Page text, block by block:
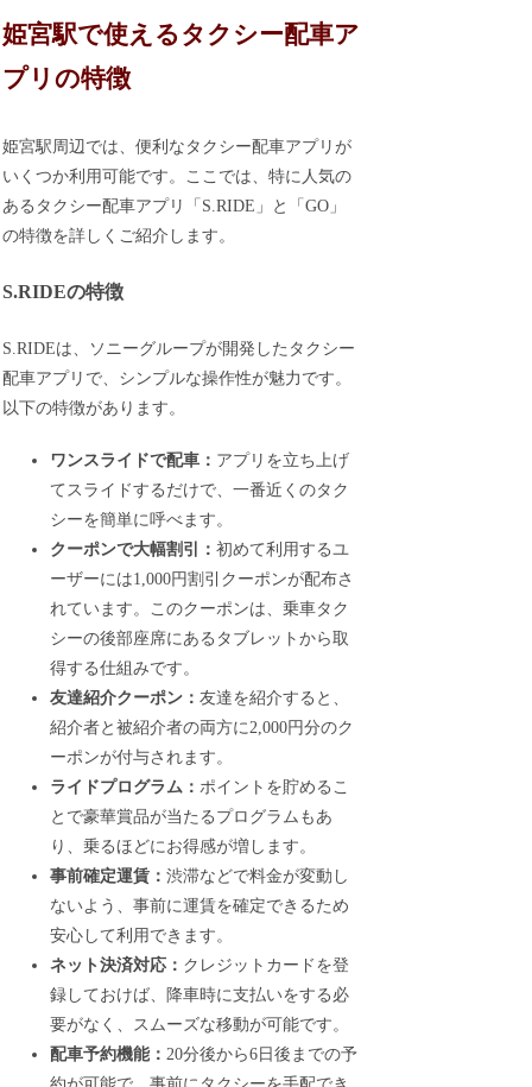
姫宮駅で使えるタクシー配車ア
プリの特徴
姫宮駅周辺では、便利なタクシー配車アプリが
いくつか利用可能です。ここでは、特に人気の
あるタクシー配車アプリ「S.RIDE」と「GO」
の特徴を詳しくご紹介します。
S.RIDEの特徴
S.RIDEは、ソニーグループが開発したタクシー
配車アプリで、シンプルな操作性が魅力です。
以下の特徴があります。
ワンスライドで配車： アプリを立ち上げ
てスライドするだけで、一番近くのタク
シーを簡単に呼べます。
クーポンで大幅割引：初めて利用するユ
ーザーには1,000円割引クーポンが配布さ
れています。このクーポンは、乗車タク
シーの後部座席にあるタブレットから取
得する仕組みです。
友達紹介クーポン：友達を紹介すると、
紹介者と被紹介者の両方に2,000円分のク
ーポンが付与されます。
ライドプログラム：ポイントを貯めるこ
とで豪華賞品が当たるプログラムもあ
り、乗るほどにお得感が増します。
事前確定運賃：渋滞などで料金が変動し
ないよう、事前に運賃を確定できるため
安心して利用できます。
ネット決済対応： クレジットカードを登
録しておけば、降車時に支払いをする必
要がなく、スムーズな移動が可能です。
配車予約機能：20分後から6日後までの予